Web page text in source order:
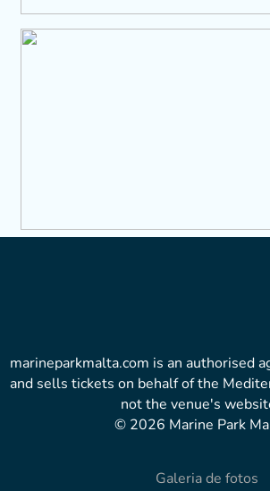
marineparkmalta.com is an authorised
and sells tickets on behalf of the
not the venue's
© 2026 Marine Park
Galeria de fotos